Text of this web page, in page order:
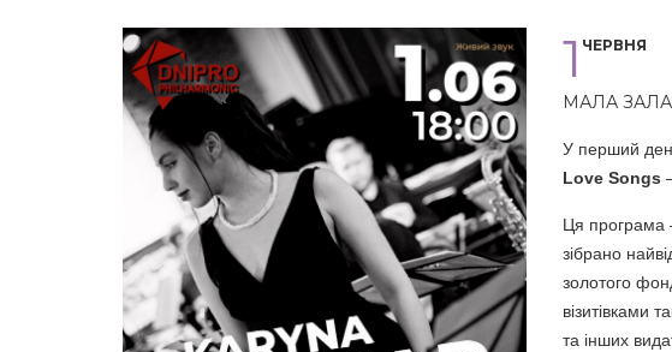
1 ЧЕРВНЯ
МАЛА
У перший
Love Songs
Ця
зібрано
золотого
візитівками
та інших